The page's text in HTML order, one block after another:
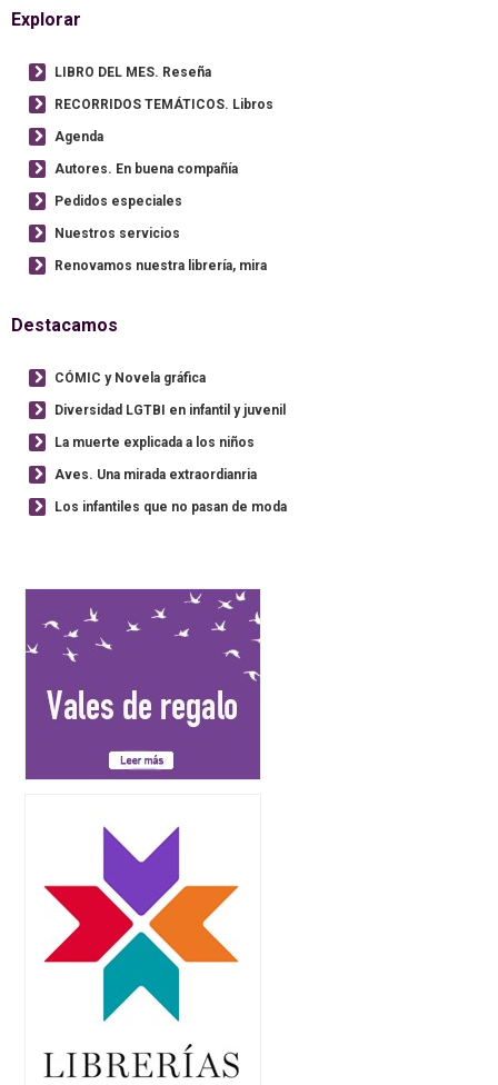
Explorar
LIBRO DEL MES. Reseña
RECORRIDOS TEMÁTICOS. Libros
Agenda
Autores. En buena compañía
Pedidos especiales
Nuestros servicios
Renovamos nuestra librería, mira
Destacamos
CÓMIC y Novela gráfica
Diversidad LGTBI en infantil y juvenil
La muerte explicada a los niños
Aves. Una mirada extraordianria
Los infantiles que no pasan de moda